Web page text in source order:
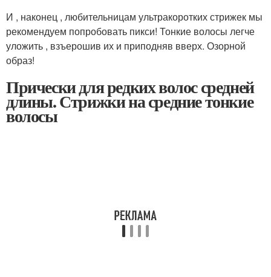
И , наконец , любительницам ультракоротких стрижек мы
рекомендуем попробовать пикси! Тонкие волосы легче
уложить , взъерошив их и приподняв вверх. Озорной
образ!
Прически для редких волос средней
длины. Стрижки на средние тонкие
волосы